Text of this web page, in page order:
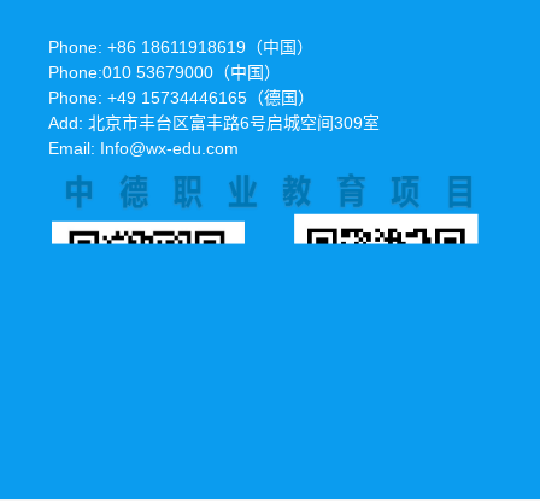
Phone: +86 18611918619（中国）
Phone:010 53679000（中国）
Phone: +49 15734446165（德国）
Add: 北京市丰台区富丰路6号启城空间309室
Email: Info@wx-edu.com